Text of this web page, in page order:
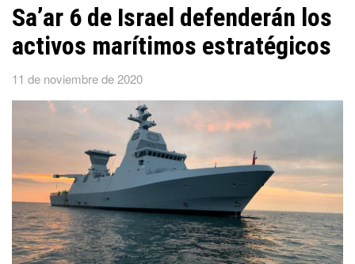
Sa’ar 6 de Israel defenderán los
activos marítimos estratégicos
11 de noviembre de 2020